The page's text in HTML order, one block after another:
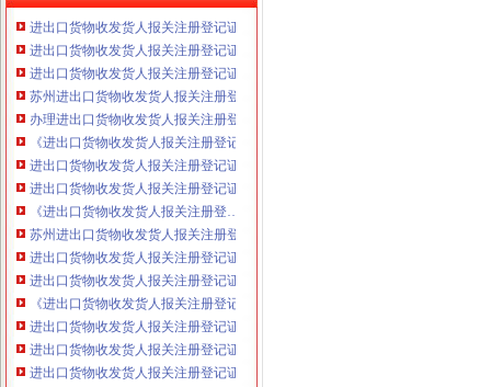
进出口货物收发货人报关注册登记证书-锦程国际物流
进出口货物收发货人报关注册登记证书注销登记如何办理
进出口货物收发货人报关注册登记证的变更-通关监管海关业务咨询-
苏州进出口货物收发货人报关注册登记证书_中国贸易网
办理进出口货物收发货人报关注册登记证书,需要备齐如下资料_办理
《进出口货物收发货人报关注册登记证书》丢失该怎么办？_已解决-
进出口货物收发货人报关注册登记证书现在还需要年审吗（页1）-报
进出口货物收发货人报关注册登记证书的换证如何办理_已解决-阿里
《进出口货物收发货人报关注册登…-海关百问
苏州进出口货物收发货人报关注册登记证书_志趣网
进出口货物收发货人报关注册登记证进出口权申请-广州58同城
进出口货物收发货人报关注册登记证书_政务咨询_浙江电子口岸
《进出口货物收发货人报关注册登记证书》需要每年年检吗？-阿里巴
进出口货物收发货人报关注册登记证书-荣誉证书-昆山瑞腾精密自动化
进出口货物收发货人报关注册登记证书过期了如何换证_阿里问到底
进出口货物收发货人报关注册登记证过期如何处理_政务咨询_浙江电子
【企业管理类】《进出口货物收发货人报关注册登记证书》换证手续所